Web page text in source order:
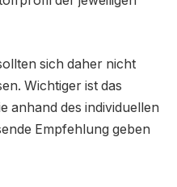
sich daher nicht
Wichtiger ist das
anhand des individuellen
Empfehlung geben